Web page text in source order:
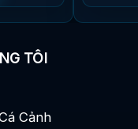
TÔI
Cảnh